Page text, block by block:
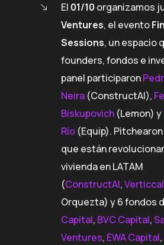
El 01/10 organizamos
Ventures, el evento
Sessions, un espacio
founders, fondos e
panel participaron
Neira (ConstructAI),
Biskupovich (Lemon) y
Río (Equip).
que están
vivienda en LATAM
(ConstructAI,Verticcal
Orquezta) y 6 fondos
Capital, BVC Capital,
Ventures, EWA Capital,